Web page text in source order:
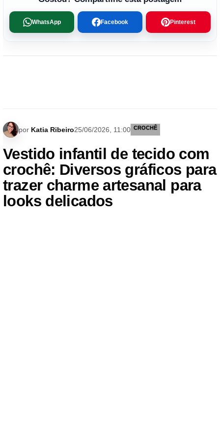
WhatsApp Facebook Pinterest
por Katia Ribeiro25/06/2026, 11:00 CROCHÊ
Vestido infantil de tecido com
crochê: Diversos gráficos para
trazer charme artesanal para
looks delicados